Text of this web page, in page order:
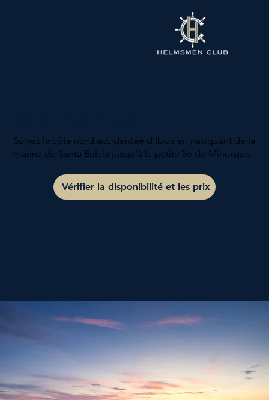
Suivez la côte nord accidentée d'Ibiza en naviguant de la
marina de Santa Eulaia jusqu'à la petite île de Minorque.
Vérifier la disponibilité et les prix